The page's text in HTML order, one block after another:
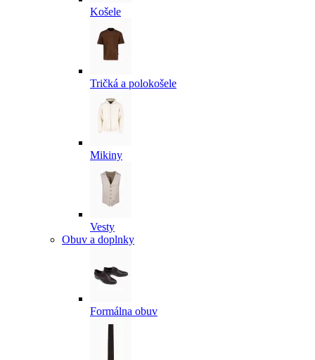
Košele
Tričká a polokošele
Mikiny
Vesty
Obuv a doplnky
Formálna obuv